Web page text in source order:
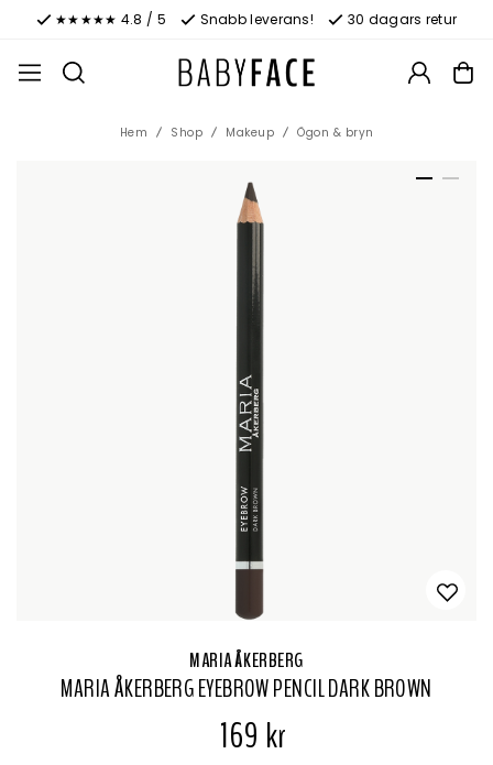
★★★★★ 4.8 / 5 Snabb leverans! 30 dagars retur
Hem Shop Makeup Ögon & bryn
MARIA ÅKERBERG
MARIA ÅKERBERG EYEBROW PENCIL DARK BROWN
169 kr